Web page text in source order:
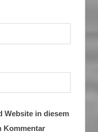
Website in diesem
Kommentar